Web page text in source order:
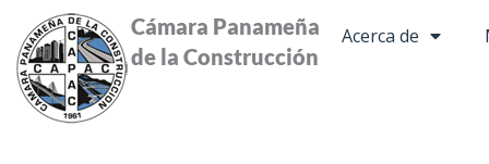
contenido
Cámara Panameña
de la Construcción
Acerca de